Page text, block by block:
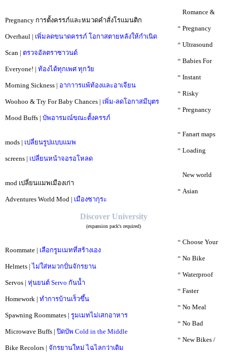
⠀⠀⠀⠀⠀⠀⠀⠀⠀⠀⠀⠀⠀⠀⠀⠀⠀⠀⠀⠀⠀⠀⠀⠀⠀⠀⠀⠀⠀⠀⠀⠀⠀⠀⠀Romance &
Pregnancy การตั้งครรภ์และหมวดคำสั่งโรแมนติก
⠀⠀⠀⠀⠀⠀⠀⠀⠀⠀⠀⠀⠀⠀⠀⠀⠀⠀⠀⠀⠀⠀⠀⠀⠀⠀⠀⠀⠀⠀⠀⠀⠀⠀⁼ Pregnancy
Overhaul | เพิ่มลดขนาดครรภ์ โอกาสตายหลังให้กำเนิด
⠀⠀⠀⠀⠀⠀⠀⠀⠀⠀⠀⠀⠀⠀⠀⠀⠀⠀⠀⠀⠀⠀⠀⠀⠀⠀⠀⠀⠀⠀⠀⠀⠀⠀⁼ Ultrasound
Scan | ตรวจอัลตราซาวนด์
⠀⠀⠀⠀⠀⠀⠀⠀⠀⠀⠀⠀⠀⠀⠀⠀⠀⠀⠀⠀⠀⠀⠀⠀⠀⠀⠀⠀⠀⠀⠀⠀⠀⠀⁼ Babies For
Everyone! | ท้องได้ทุกเพศ ทุกวัย
⠀⠀⠀⠀⠀⠀⠀⠀⠀⠀⠀⠀⠀⠀⠀⠀⠀⠀⠀⠀⠀⠀⠀⠀⠀⠀⠀⠀⠀⠀⠀⠀⠀⠀⁼ Instant
Morning Sickness | อากาารแพ้ท้องและอาเจียน
⠀⠀⠀⠀⠀⠀⠀⠀⠀⠀⠀⠀⠀⠀⠀⠀⠀⠀⠀⠀⠀⠀⠀⠀⠀⠀⠀⠀⠀⠀⠀⠀⠀⠀⁼ Risky
Woohoo & Try For Baby Chances | เพิ่ม-ลดโอกาสมีบุตร
⠀⠀⠀⠀⠀⠀⠀⠀⠀⠀⠀⠀⠀⠀⠀⠀⠀⠀⠀⠀⠀⠀⠀⠀⠀⠀⠀⠀⠀⠀⠀⠀⠀⠀⁼ Pregnancy
Mood Buffs | บัพอารมณ์ขณะตั้งครรภ์
⠀⠀⠀⠀⠀⠀⠀⠀⠀⠀⠀⠀⠀⠀⠀⠀⠀⠀⠀⠀⠀⠀⠀⠀⠀⠀⠀⠀⠀⠀⠀⠀⠀⠀⁼ Fanart maps
mods | เปลี่ยนรูปแบบแมพ
⠀⠀⠀⠀⠀⠀⠀⠀⠀⠀⠀⠀⠀⠀⠀⠀⠀⠀⠀⠀⠀⠀⠀⠀⠀⠀⠀⠀⠀⠀⠀⠀⠀⠀⁼ Loading
screens | เปลี่ยนหน้าจอรอโหลด
⠀⠀⠀⠀⠀⠀⠀⠀⠀⠀⠀⠀⠀⠀⠀⠀⠀⠀⠀⠀⠀⠀⠀⠀⠀⠀⠀⠀⠀⠀⠀⠀⠀⠀⠀New world
mod เปลี่ยนแมพเมืองเก่า
⠀⠀⠀⠀⠀⠀⠀⠀⠀⠀⠀⠀⠀⠀⠀⠀⠀⠀⠀⠀⠀⠀⠀⠀⠀⠀⠀⠀⠀⠀⠀⠀⠀⠀⁼ Asian
Adventures World Mod | เมืองซากุระ
Discover University
(expansion pack's required)
⠀⠀⠀⠀⠀⠀⠀⠀⠀⠀⠀⠀⠀⠀⠀⠀⠀⠀⠀⠀⠀⠀⠀⠀⠀⠀⠀⠀⠀⠀⠀⠀⠀⠀⁼ Choose Your
Roommate | เลือกรูมเมทที่สร้างเอง
⠀⠀⠀⠀⠀⠀⠀⠀⠀⠀⠀⠀⠀⠀⠀⠀⠀⠀⠀⠀⠀⠀⠀⠀⠀⠀⠀⠀⠀⠀⠀⠀⠀⠀⁼ No Bike
Helmets |ไม่ใส่หมวกปั่นจักรยาน
⠀⠀⠀⠀⠀⠀⠀⠀⠀⠀⠀⠀⠀⠀⠀⠀⠀⠀⠀⠀⠀⠀⠀⠀⠀⠀⠀⠀⠀⠀⠀⠀⠀⠀⁼ Waterproof
Servos | หุ่นยนต์ Servo กันน้ำ
⠀⠀⠀⠀⠀⠀⠀⠀⠀⠀⠀⠀⠀⠀⠀⠀⠀⠀⠀⠀⠀⠀⠀⠀⠀⠀⠀⠀⠀⠀⠀⠀⠀⠀⁼ Faster
Homework | ทำการบ้านเร็วขึ้น
⠀⠀⠀⠀⠀⠀⠀⠀⠀⠀⠀⠀⠀⠀⠀⠀⠀⠀⠀⠀⠀⠀⠀⠀⠀⠀⠀⠀⠀⠀⠀⠀⠀⠀⁼ No Meal
Spawning Roommates | รูมเมทไม่เสกอาหาร
⠀⠀⠀⠀⠀⠀⠀⠀⠀⠀⠀⠀⠀⠀⠀⠀⠀⠀⠀⠀⠀⠀⠀⠀⠀⠀⠀⠀⠀⠀⠀⠀⠀⠀⁼ No Bad
Microwave Buffs | ปิดบัพ Cold in the Middle
⠀⠀⠀⠀⠀⠀⠀⠀⠀⠀⠀⠀⠀⠀⠀⠀⠀⠀⠀⠀⠀⠀⠀⠀⠀⠀⠀⠀⠀⠀⠀⠀⠀⠀⁼ New Bikes /
Bike Recolors | จักรยานใหม่ ไฉไลกว่าเดิม